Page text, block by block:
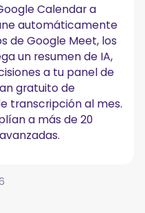
Calendar a
automáticamente
de Google Meet, los
un resumen de IA,
a tu panel de
gratuito de
transcripción al mes.
a más de 20